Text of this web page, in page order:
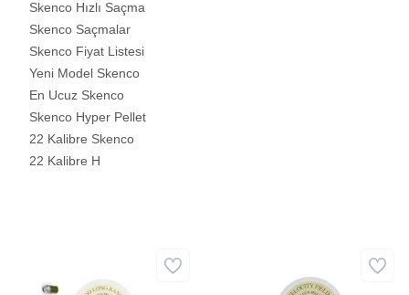
Skenco Hızlı Saçma
Skenco Saçmalar
Skenco Fiyat Listesi
Yeni Model Skenco
En Ucuz Skenco
Skenco Hyper Pellet
22 Kalibre Skenco
22 Kalibre H